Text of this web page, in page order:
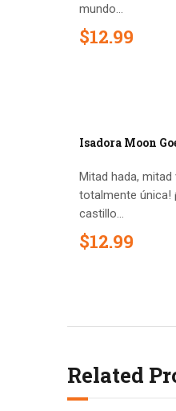
mundo...
$12.99
Isadora Moon
Mitad hada, mitad
totalmente única!
castillo...
$12.99
Related